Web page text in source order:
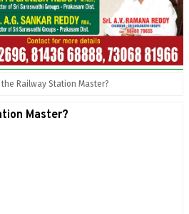
the Railway Station Master?
Master?